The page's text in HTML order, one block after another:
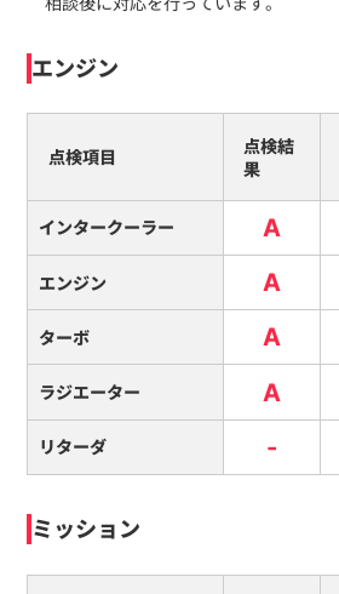
エンジン
点検項目
点検結
果
インタークーラー A
エンジン A
ターボ A
ラジエーター A
リターダ -
ミッション